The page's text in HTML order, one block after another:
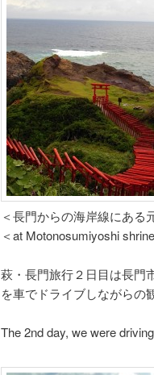
＜長門からの海岸線にある
＜at Motonosumiyoshi
萩・長門旅行２日目は長門
を車でドライブしながらの
The 2nd day, we were